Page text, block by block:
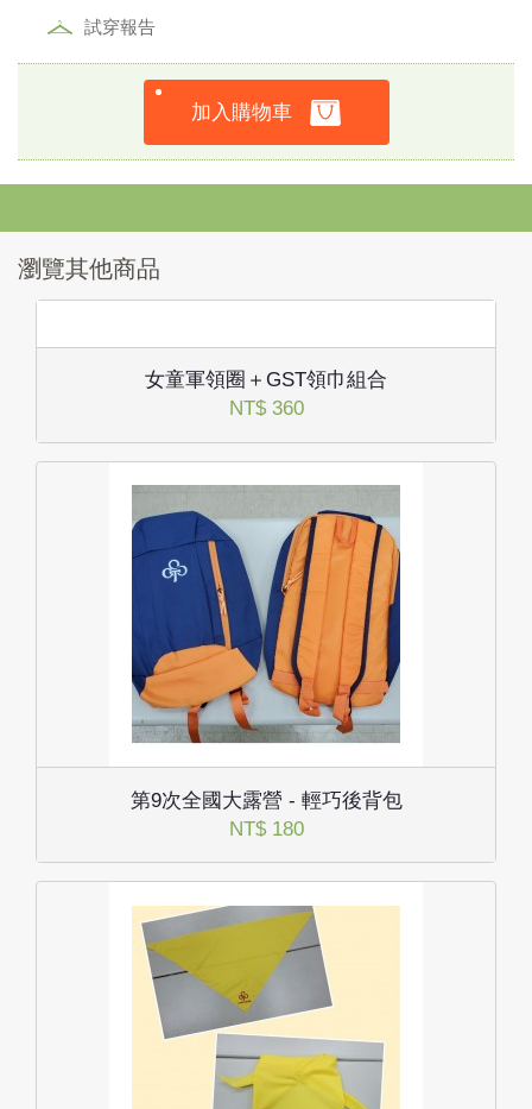
試穿報告
加入購物車
瀏覽其他商品
女童軍領圈＋GST領巾組合
NT$ 360
第9次全國大露營 - 輕巧後背包
NT$ 180